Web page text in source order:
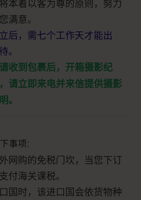
本着以客为尊的原则，努力
满意。
后，需七个工作天才能出
。
收到包裹后，开箱摄影纪
请立即来电并来信提供摄影
。
事项:
网购的免税门坎，当您下订
付海关课税。
国时，该进口国会依货物种